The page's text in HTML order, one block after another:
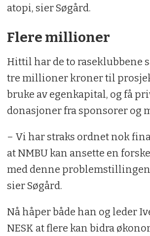
atopi, sier Søgård.
Flere millioner
Hittil har de to raseklubbene
tre millioner kroner til
bruke av egenkapital, og få
donasjoner fra sponsorer og
– Vi har straks ordnet nok
at NMBU kan ansette en
med denne
sier Søgård.
Nå håper både han og leder
NESK at flere kan bidra